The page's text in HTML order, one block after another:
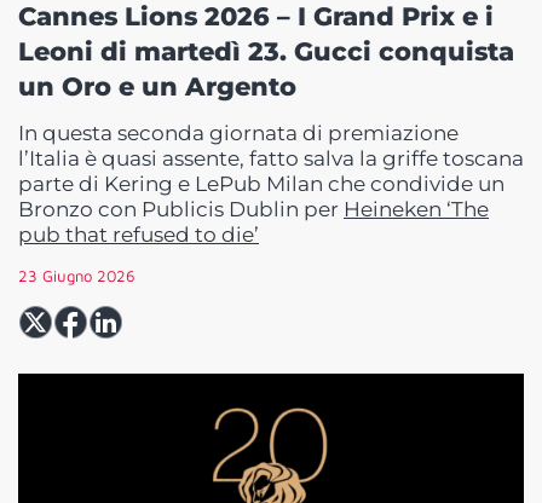
Cannes Lions 2026 – I Grand Prix e i
Leoni di martedì 23. Gucci conquista
un Oro e un Argento
In questa seconda giornata di premiazione
l’Italia è quasi assente, fatto salva la griffe toscana
parte di Kering e LePub Milan che condivide un
Bronzo con Publicis Dublin per Heineken ‘The
pub that refused to die’
23 Giugno 2026